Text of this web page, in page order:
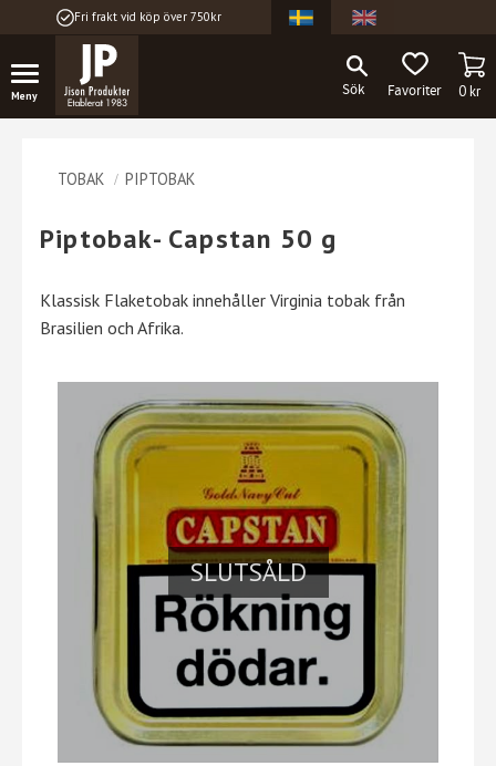
Fri frakt vid köp över 750kr
FAVORITER0kr
TOBAK PIPTOBAK
Piptobak- Capstan 50 g
Klassisk Flaketobak innehåller Virginia tobak från
Brasilien och Afrika.
SLUTSÅLD